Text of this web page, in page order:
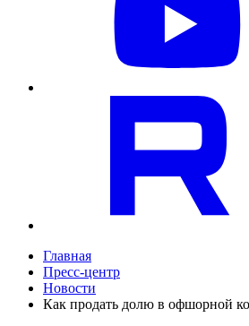
Главная
Пресс-центр
Новости
Как продать долю в офшорной